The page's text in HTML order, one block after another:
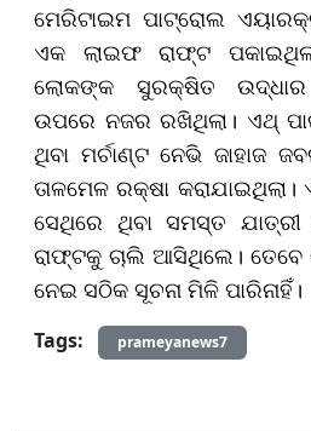
ମେରିଟାଇମ ପାଟ୍ରୋଲ
ଏକ ଲାଇଫ ରାଫ୍ଟ
ଲୋକଙ୍କ ସୁରକ୍ଷିତ
ଉପରେ ନଜର ରଖିଥିଲା। ଏଥ୍
ଥିବା ମର୍ଚାଣ୍ଟ ନେଭି ଜାହାଜ
ତାଳମେଳ ରକ୍ଷା କରାଯାଇଥିଲା।
ସେଥିରେ ଥିବା ସମସ୍ତ
ରାଫ୍ଟକୁ ଚାଲି ଆସିଥିଲେ। ତେବେ
ନେଇ ସଠିକ ସୂଚନା ମିଳି ପାରିନାହିଁ।
Tags: prameyanews7